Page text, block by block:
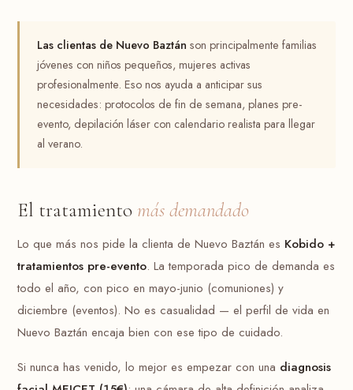
Las clientas de Nuevo Baztán son principalmente familias
jóvenes con niños pequeños, mujeres activas
profesionalmente. Eso nos ayuda a anticipar sus
necesidades: protocolos de fin de semana, planes pre-
evento, depilación láser con calendario realista para llegar
al verano.
El tratamiento más demandado
Lo que más nos pide la clienta de Nuevo Baztán es Kobido +
tratamientos pre-evento. La temporada pico de demanda es
todo el año, con pico en mayo-junio (comuniones) y
diciembre (eventos). No es casualidad — el perfil de vida en
Nuevo Baztán encaja bien con ese tipo de cuidado.
Si nunca has venido, lo mejor es empezar con una diagnosis